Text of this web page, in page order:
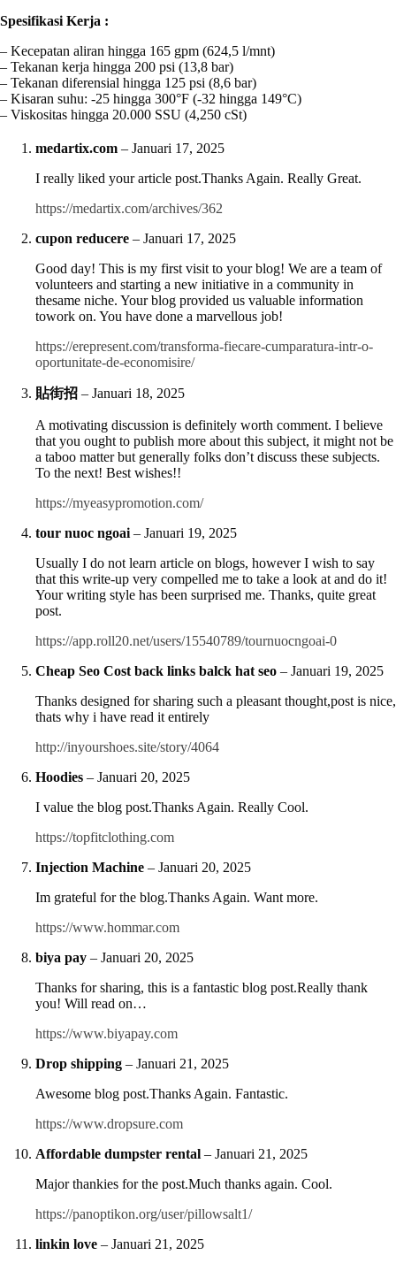
Spesifikasi Kerja :
– Kecepatan aliran hingga 165 gpm (624,5 l/mnt)
– Tekanan kerja hingga 200 psi (13,8 bar)
– Tekanan diferensial hingga 125 psi (8,6 bar)
– Kisaran suhu: -25 hingga 300°F (-32 hingga 149°C)
– Viskositas hingga 20.000 SSU (4,250 cSt)
medartix.com – Januari 17, 2025
I really liked your article post.Thanks Again. Really Great.
https://medartix.com/archives/362
cupon reducere – Januari 17, 2025
Good day! This is my first visit to your blog! We are a team of
volunteers and starting a new initiative in a community in
thesame niche. Your blog provided us valuable information
towork on. You have done a marvellous job!
https://erepresent.com/transforma-fiecare-cumparatura-intr-o-
oportunitate-de-economisire/
貼街招 – Januari 18, 2025
A motivating discussion is definitely worth comment. I believe
that you ought to publish more about this subject, it might not be
a taboo matter but generally folks don’t discuss these subjects.
To the next! Best wishes!!
https://myeasypromotion.com/
tour nuoc ngoai – Januari 19, 2025
Usually I do not learn article on blogs, however I wish to say
that this write-up very compelled me to take a look at and do it!
Your writing style has been surprised me. Thanks, quite great
post.
https://app.roll20.net/users/15540789/tournuocngoai-0
Cheap Seo Cost back links balck hat seo – Januari 19, 2025
Thanks designed for sharing such a pleasant thought,post is nice,
thats why i have read it entirely
http://inyourshoes.site/story/4064
Hoodies – Januari 20, 2025
I value the blog post.Thanks Again. Really Cool.
https://topfitclothing.com
Injection Machine – Januari 20, 2025
Im grateful for the blog.Thanks Again. Want more.
https://www.hommar.com
biya pay – Januari 20, 2025
Thanks for sharing, this is a fantastic blog post.Really thank
you! Will read on…
https://www.biyapay.com
Drop shipping – Januari 21, 2025
Awesome blog post.Thanks Again. Fantastic.
https://www.dropsure.com
Affordable dumpster rental – Januari 21, 2025
Major thankies for the post.Much thanks again. Cool.
https://panoptikon.org/user/pillowsalt1/
linkin love – Januari 21, 2025